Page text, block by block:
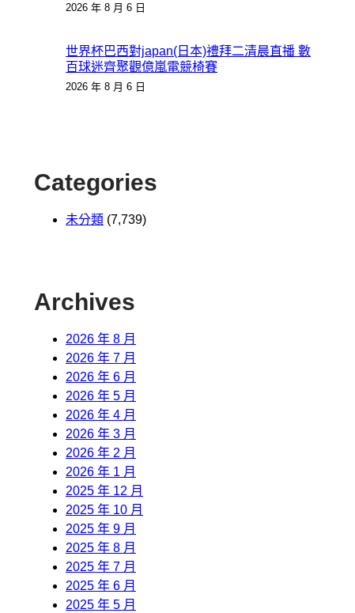
2026 年 8 月 6 日
世界杯巴西對japan(日本)禮拜二清晨直播 數
百球迷齊聚觀億嵐電競椅賽
2026 年 8 月 6 日
Categories
未分類 (7,739)
Archives
2026 年 8 月
2026 年 7 月
2026 年 6 月
2026 年 5 月
2026 年 4 月
2026 年 3 月
2026 年 2 月
2026 年 1 月
2025 年 12 月
2025 年 10 月
2025 年 9 月
2025 年 8 月
2025 年 7 月
2025 年 6 月
2025 年 5 月